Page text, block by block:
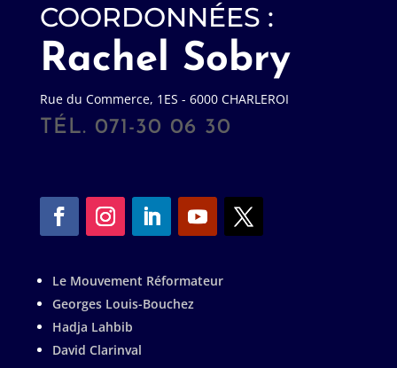
COORDONNÉES :
Rachel Sobry
Rue du Commerce, 1ES - 6000 CHARLEROI
TÉL. 071-30 06 30
Le Mouvement Réformateur
Georges Louis-Bouchez
Hadja Lahbib
David Clarinval